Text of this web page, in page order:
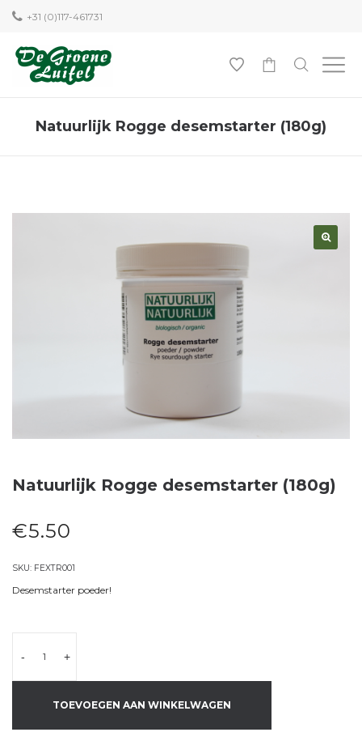
+31 (0)117-461731
Natuurlijk Rogge desemstarter (180g)
Natuurlijk Rogge desemstarter (180g)
€5.50
SKU: FEXTR001
Desemstarter poeder!
- +
TOEVOEGEN AAN WINKELWAGEN